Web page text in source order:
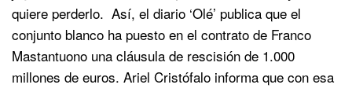
quiere perderlo. Así, el diario ‘Olé’ publica que el
conjunto blanco ha puesto en el contrato de Franco
Mastantuono una cláusula de rescisión de 1.000
millones de euros. Ariel Cristófalo informa que con esa